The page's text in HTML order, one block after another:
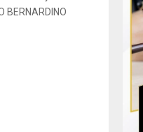
BERNARDINO